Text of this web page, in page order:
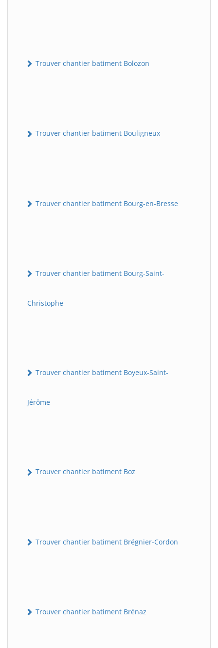
Trouver chantier batiment Bolozon
Trouver chantier batiment Bouligneux
Trouver chantier batiment Bourg-en-Bresse
Trouver chantier batiment Bourg-Saint-
Christophe
Trouver chantier batiment Boyeux-Saint-
Jérôme
Trouver chantier batiment Boz
Trouver chantier batiment Brégnier-Cordon
Trouver chantier batiment Brénaz